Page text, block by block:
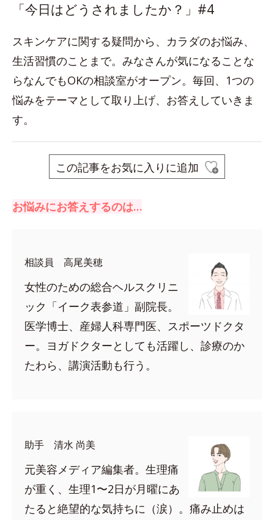
「今日はどうされましたか？」#4
スキンケアに関する疑問から、カラダのお悩み、
生活習慣のことまで。みなさんが気になることな
らなんでもOKの相談室がオープン。毎回、1つの
悩みをテーマとして取り上げ、お答えしていきま
す。
この記事をお気に入りに追加
お悩みにお答えするのは…
相談員 高尾美穂
女性のための総合ヘルスクリニ
ック「イーク表参道」副院長。
医学博士、産婦人科専門医、スポーツドクタ
ー。ヨガドクターとしても活躍し、診療のか
たわら、講演活動も行う。
助手 清水 尚美
元美容メディア編集者。生理痛
が重く、生理1〜2日が月曜にあ
たると絶望的な気持ちに（涙）。痛み止めは